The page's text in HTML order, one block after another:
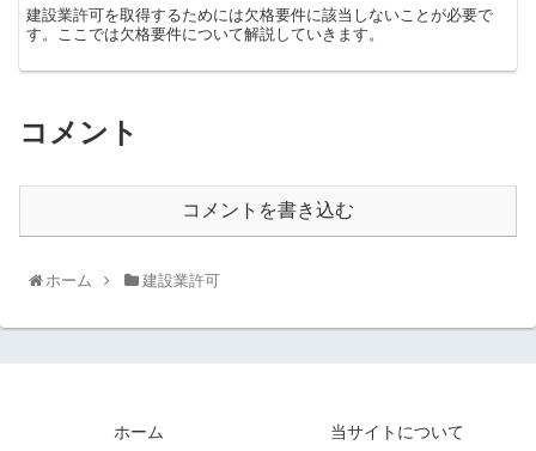
建設業許可を取得するためには欠格要件に該当しないことが必要で
す。ここでは欠格要件について解説していきます。
コメント
コメントを書き込む
ホーム 建設業許可
ホーム 当サイトについて